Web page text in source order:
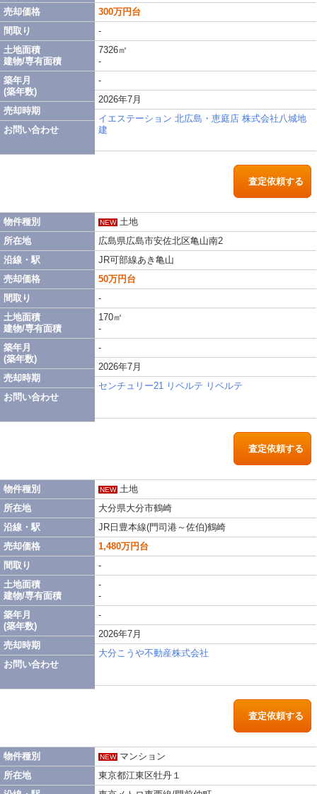
売却価格
間取り
土地面積
建物/専有面積
築年月
(築年数)
売却時期
お問い合わせ
300万円台
-
7326㎡
-
-
2026年7月
イエステーション 北広島・恵庭店 株式会社八城地
建
査定依頼する
物件種別
所在地
沿線・駅
売却価格
間取り
土地面積
建物/専有面積
築年月
(築年数)
売却時期
お問い合わせ
NEW 土地
広島県広島市安佐北区亀山南2
JR可部線あき亀山
50万円台
-
170㎡
-
-
2026年7月
センチュリー21 リベルテ リベルテ
査定依頼する
物件種別
所在地
沿線・駅
売却価格
間取り
土地面積
建物/専有面積
築年月
(築年数)
売却時期
お問い合わせ
NEW 土地
大分県大分市鶴崎
JR日豊本線(門司港～佐伯)鶴崎
1,480万円台
-
-
-
-
2026年7月
大分こうや不動産株式会社
査定依頼する
物件種別
所在地
NEW マンション
東京都江東区牡丹１